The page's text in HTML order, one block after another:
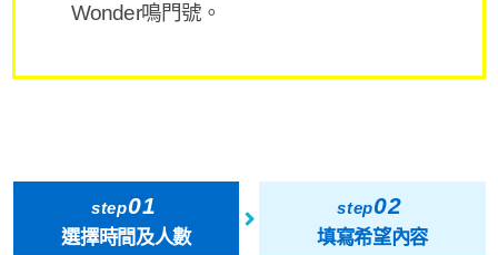
Wonder鳴門號。
step01
選擇時間及人數
step02
填寫希望內容